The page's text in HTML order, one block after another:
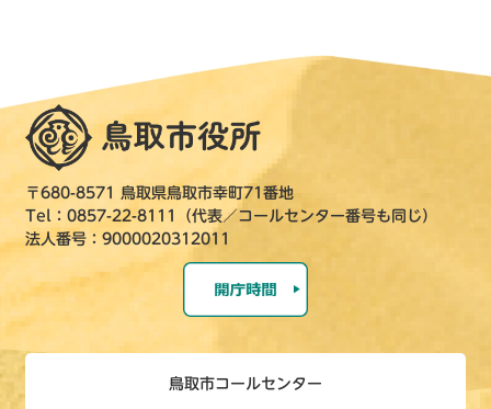
〒680-8571 鳥取県鳥取市幸町71番地
Tel：0857-22-8111（代表／コールセンター番号も同じ）
法人番号：9000020312011
鳥取市コールセンター